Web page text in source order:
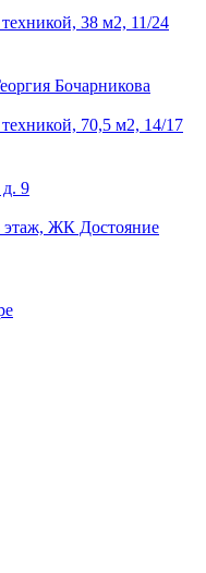
38 м2, 11/24
Бочарникова
70,5 м2, 14/17
9
этаж, ЖК Достояние